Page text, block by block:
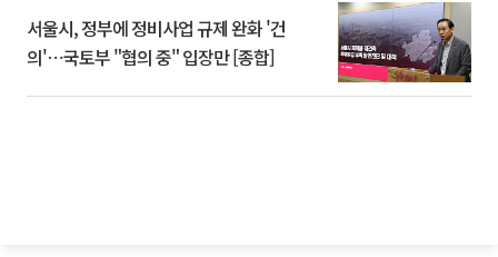
서울시, 정부에 정비사업 규제 완화 '건
의'⋯국토부 "협의 중" 입장만 [종합]